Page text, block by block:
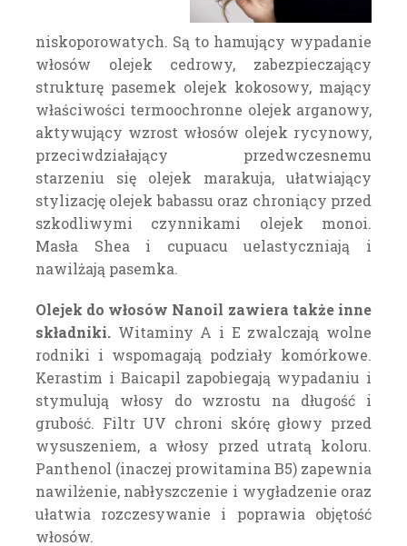
niskoporowatych. Są to hamujący wypadanie
włosów olejek cedrowy, zabezpieczający
strukturę pasemek olejek kokosowy, mający
właściwości termoochronne olejek arganowy,
aktywujący wzrost włosów olejek rycynowy,
przeciwdziałający przedwczesnemu
starzeniu się olejek marakuja, ułatwiający
stylizację olejek babassu oraz chroniący przed
szkodliwymi czynnikami olejek monoi.
Masła Shea i cupuacu uelastyczniają i
nawilżają pasemka.
Olejek do włosów Nanoil zawiera także inne
składniki.Witaminy A i E zwalczają wolne
rodniki i wspomagają podziały komórkowe.
Kerastim i Baicapil zapobiegają wypadaniu i
stymulują włosy do wzrostu na długość i
grubość. Filtr UV chroni skórę głowy przed
wysuszeniem, a włosy przed utratą koloru.
Panthenol (inaczej prowitamina B5) zapewnia
nawilżenie, nabłyszczenie i wygładzenie oraz
ułatwia rozczesywanie i poprawia objętość
włosów.